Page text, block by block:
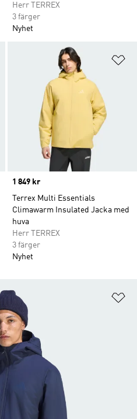
Herr TERREX
3 färger
Nyhet
Lägg till på önskelistan
Price
1 849 kr
Terrex Multi Essentials
Climawarm Insulated Jacka med
huva
Herr TERREX
3 färger
Nyhet